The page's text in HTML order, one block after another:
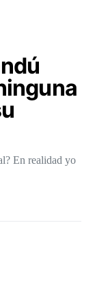
En realidad yo